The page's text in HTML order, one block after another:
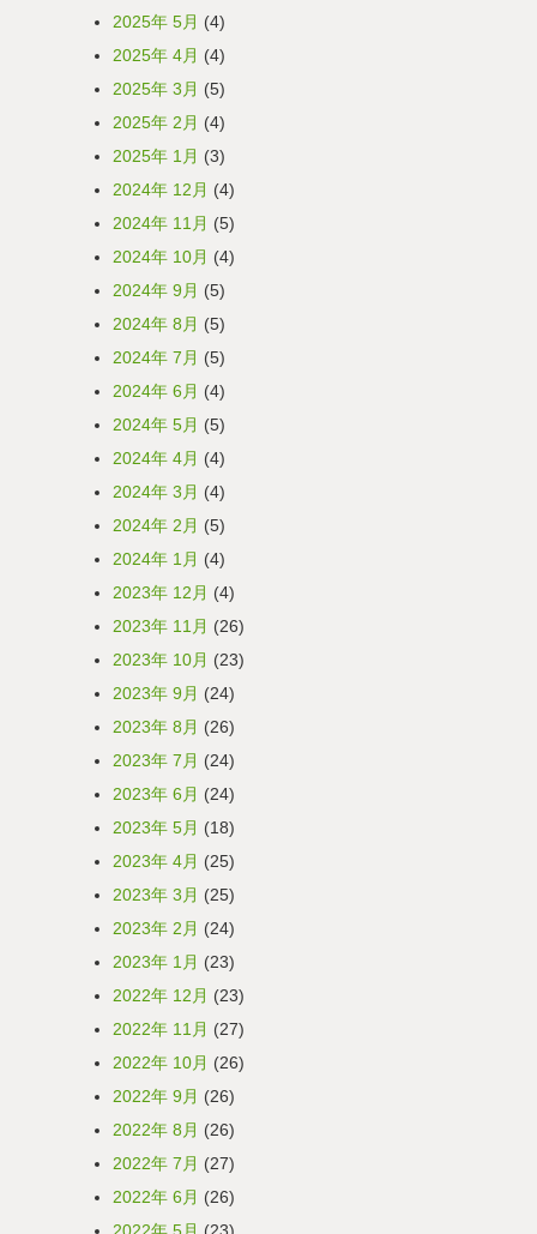
2025年 5月 (4)
2025年 4月 (4)
2025年 3月 (5)
2025年 2月 (4)
2025年 1月 (3)
2024年 12月 (4)
2024年 11月 (5)
2024年 10月 (4)
2024年 9月 (5)
2024年 8月 (5)
2024年 7月 (5)
2024年 6月 (4)
2024年 5月 (5)
2024年 4月 (4)
2024年 3月 (4)
2024年 2月 (5)
2024年 1月 (4)
2023年 12月 (4)
2023年 11月 (26)
2023年 10月 (23)
2023年 9月 (24)
2023年 8月 (26)
2023年 7月 (24)
2023年 6月 (24)
2023年 5月 (18)
2023年 4月 (25)
2023年 3月 (25)
2023年 2月 (24)
2023年 1月 (23)
2022年 12月 (23)
2022年 11月 (27)
2022年 10月 (26)
2022年 9月 (26)
2022年 8月 (26)
2022年 7月 (27)
2022年 6月 (26)